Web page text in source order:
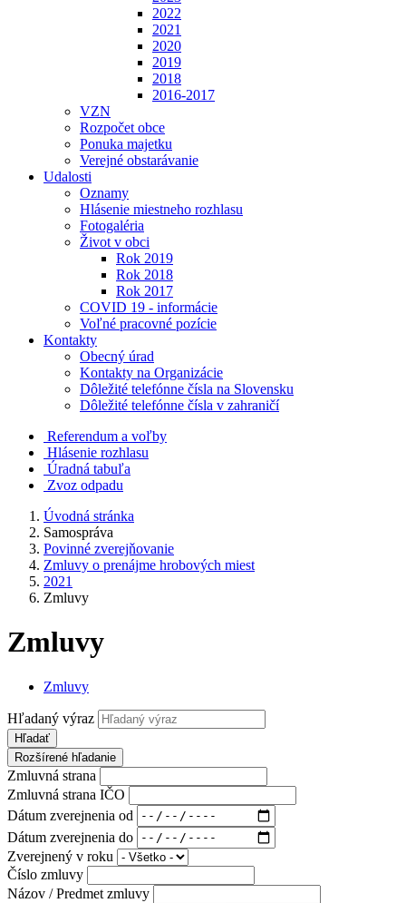
2022
2021
2020
2019
2018
2016-2017
VZN
Rozpočet obce
Ponuka majetku
Verejné obstarávanie
Udalosti
Oznamy
Hlásenie miestneho rozhlasu
Fotogaléria
Život v obci
Rok 2019
Rok 2018
Rok 2017
COVID 19 - informácie
Voľné pracovné pozície
Kontakty
Obecný úrad
Kontakty na Organizácie
Dôležité telefónne čísla na Slovensku
Dôležité telefónne čísla v zahraničí
Referendum a voľby
Hlásenie rozhlasu
Úradná tabuľa
Zvoz odpadu
Úvodná stránka
Samospráva
Povinné zverejňovanie
Zmluvy o prenájme hrobových miest
2021
Zmluvy
Zmluvy
Zmluvy
Hľadaný výraz
Hľadať
Rozšírené hľadanie
Zmluvná strana
Zmluvná strana IČO
Dátum zverejnenia od
Dátum zverejnenia do
Zverejnený v roku
Číslo zmluvy
Názov / Predmet zmluvy